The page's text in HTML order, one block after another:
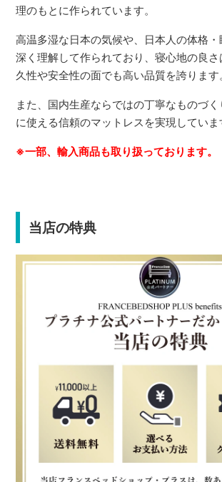
理のもとに作られています。
高温多湿な日本の気候や、日本人の体格
深く理解して作られており、寝心地の良
久性や安全性の面でも高い品質を誇ります
また、国内生産ならではの丁寧なものづ
に使える信頼のマットレスを実現していま
※一部、輸入商品も取り扱っております。
当店の特典